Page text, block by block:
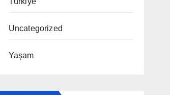
Uncategorized
Yaşam